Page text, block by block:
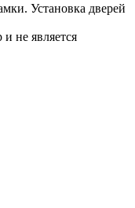
Установка дверей
не является